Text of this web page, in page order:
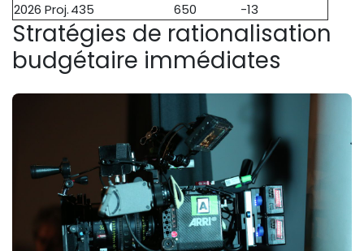
2026 Proj.435 650 -13
Stratégies de rationalisation
budgétaire immédiates